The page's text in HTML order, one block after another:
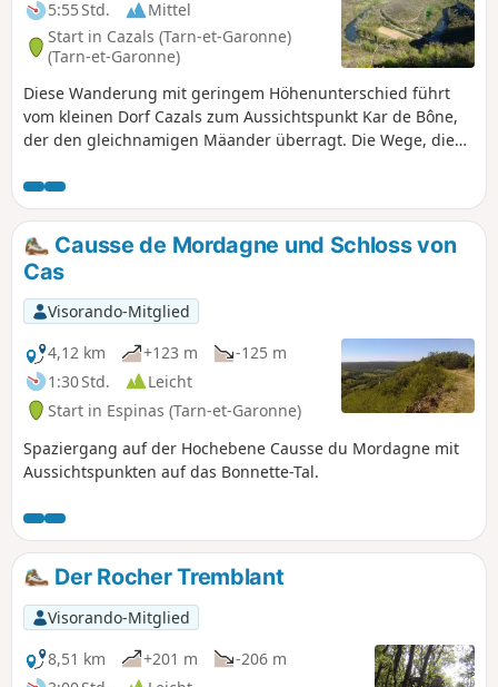
5:55 Std.
Mittel
Start in Cazals (Tarn-et-Garonne)
(Tarn-et-Garonne)
Diese Wanderung mit geringem Höhenunterschied führt
vom kleinen Dorf Cazals zum Aussichtspunkt Kar de Bône,
der den gleichnamigen Mäander überragt. Die Wege, die
zu einigen Weilern und schönen Taubenschlägen, die leider
manchmal nicht restauriert sind. Das Ende der Strecke
bietet sehr schöne Ausblicke auf den Aveyron und das Dorf
Brousses, das auf seiner Klippe thront.
Causse de Mordagne und Schloss von
Cas
Visorando-Mitglied
4,12 km
+123 m
-125 m
1:30 Std.
Leicht
Start in Espinas (Tarn-et-Garonne)
Spaziergang auf der Hochebene Causse du Mordagne mit
Aussichtspunkten auf das Bonnette-Tal.
Der Rocher Tremblant
Visorando-Mitglied
8,51 km
+201 m
-206 m